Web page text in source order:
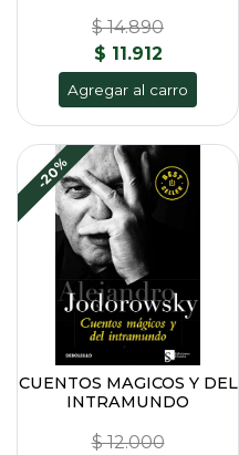
$ 14.890
$ 11.912
Agregar al carro
-20%
CUENTOS MAGICOS Y DEL
INTRAMUNDO
$ 12.000